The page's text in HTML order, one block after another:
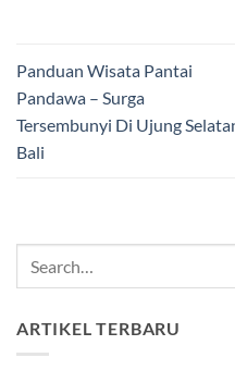
Panduan Wisata Pantai
Pandawa – Surga
Tersembunyi Di Ujung
Bali
ARTIKEL TERBARU